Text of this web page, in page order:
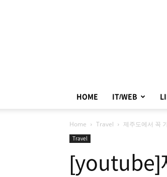
HOME IT/WEB
Home Travel 제주도에서 꼭
Travel
[youtube]